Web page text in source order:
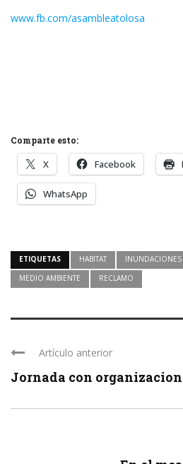
www.fb.com/asambleatolosa
Comparte esto:
X Facebook
WhatsApp
ETIQUETAS HABITAT INUNDACIONES
MEDIO AMBIENTE
RECLAMO
Artículo anterior
Jornada con